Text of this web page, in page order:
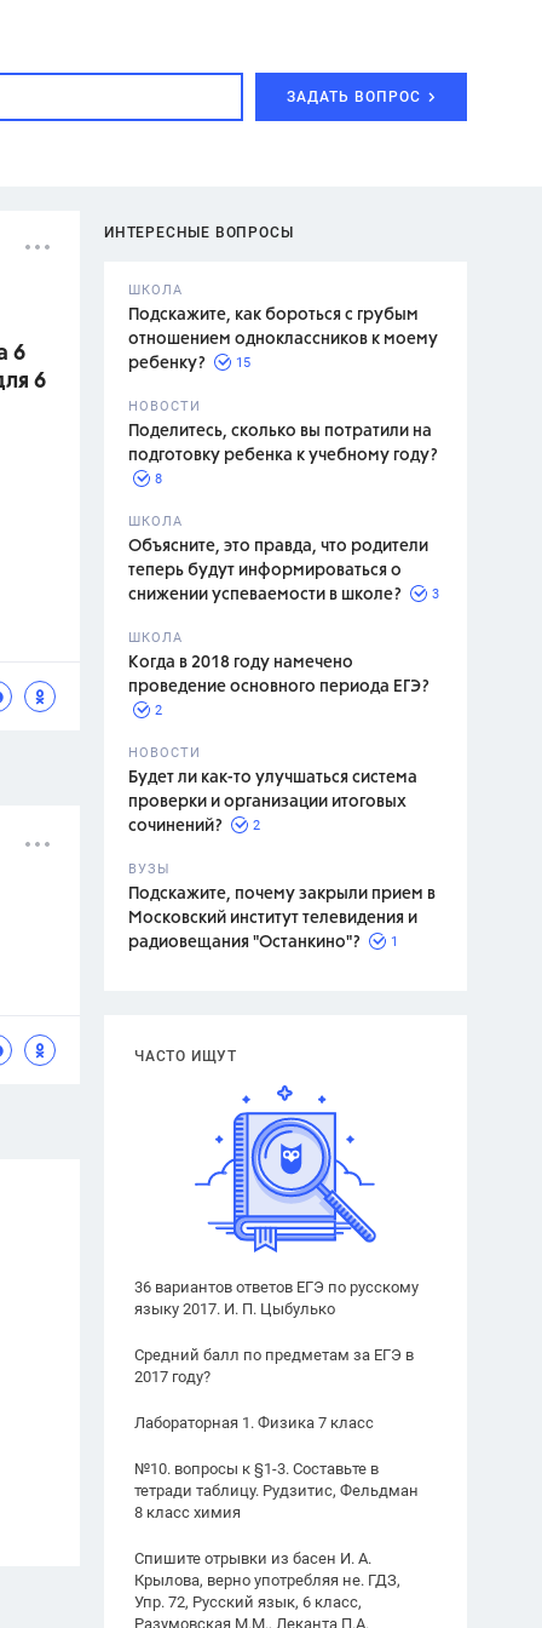
ЗАДАТЬ ВОПРОС
ИНТЕРЕСНЫЕ ВОПРОСЫ
ШКОЛА
Подскажите, как бороться с грубым
отношением одноклассников к моему
ребенку?
15
НОВОСТИ
Поделитесь, сколько вы потратили на
подготовку ребенка к учебному году?
8
ШКОЛА
Объясните, это правда, что родители
теперь будут информироваться о
снижении успеваемости в школе?
3
ШКОЛА
Когда в 2018 году намечено
проведение основного периода ЕГЭ?
2
НОВОСТИ
Будет ли как-то улучшаться система
проверки и организации итоговых
сочинений?
2
ВУЗЫ
Подскажите, почему закрыли прием в
Московский институт телевидения и
радиовещания "Останкино"?
1
ЧАСТО ИЩУТ
36 вариантов ответов ЕГЭ по русскому
языку 2017. И. П. Цыбулько
Средний балл по предметам за ЕГЭ в
2017 году?
Лабораторная 1. Физика 7 класс
№10. вопросы к §1-3. Составьте в
тетради таблицу. Рудзитис, Фельдман
8 класс химия
Спишите отрывки из басен И. А.
Крылова, верно употребляя не. ГДЗ,
Упр. 72, Русский язык, 6 класс,
Разумовская М.М., Леканта П.А.
6
6